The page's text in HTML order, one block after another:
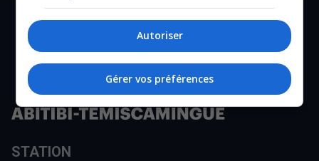
STATION
Autoriser
Gérer vos préférences